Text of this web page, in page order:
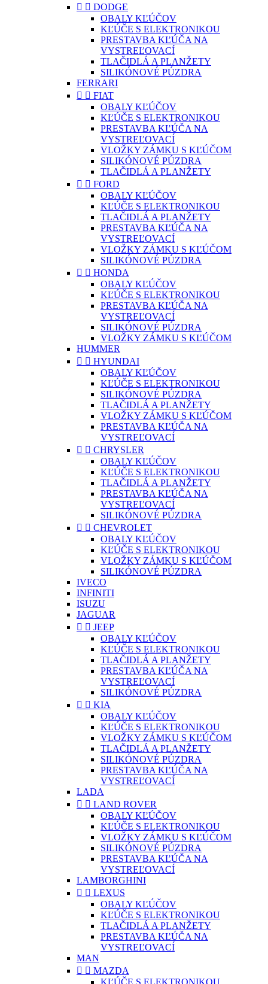
  DODGE
OBALY KĽÚČOV
KĽÚČE S ELEKTRONIKOU
PRESTAVBA KĽÚČA NA
VYSTREĽOVACÍ
TLAČIDLÁ A PLANŽETY
SILIKÓNOVÉ PÚZDRA
FERRARI
  FIAT
OBALY KĽÚČOV
KĽÚČE S ELEKTRONIKOU
PRESTAVBA KĽÚČA NA
VYSTREĽOVACÍ
VLOŽKY ZÁMKU S KĽÚČOM
SILIKÓNOVÉ PÚZDRA
TLAČIDLÁ A PLANŽETY
  FORD
OBALY KĽÚČOV
KĽÚČE S ELEKTRONIKOU
TLAČIDLÁ A PLANŽETY
PRESTAVBA KĽÚČA NA
VYSTREĽOVACÍ
VLOŽKY ZÁMKU S KĽÚČOM
SILIKÓNOVÉ PÚZDRA
  HONDA
OBALY KĽÚČOV
KĽÚČE S ELEKTRONIKOU
PRESTAVBA KĽÚČA NA
VYSTREĽOVACÍ
SILIKÓNOVÉ PÚZDRA
VLOŽKY ZÁMKU S KĽÚČOM
HUMMER
  HYUNDAI
OBALY KĽÚČOV
KĽÚČE S ELEKTRONIKOU
SILIKÓNOVÉ PÚZDRA
TLAČIDLÁ A PLANŽETY
VLOŽKY ZÁMKU S KĽÚČOM
PRESTAVBA KĽÚČA NA
VYSTREĽOVACÍ
  CHRYSLER
OBALY KĽÚČOV
KĽÚČE S ELEKTRONIKOU
TLAČIDLÁ A PLANŽETY
PRESTAVBA KĽÚČA NA
VYSTREĽOVACÍ
SILIKÓNOVÉ PÚZDRA
  CHEVROLET
OBALY KĽÚČOV
KĽÚČE S ELEKTRONIKOU
VLOŽKY ZÁMKU S KĽÚČOM
SILIKÓNOVÉ PÚZDRA
IVECO
INFINITI
ISUZU
JAGUAR
  JEEP
OBALY KĽÚČOV
KĽÚČE S ELEKTRONIKOU
TLAČIDLÁ A PLANŽETY
PRESTAVBA KĽÚČA NA
VYSTREĽOVACÍ
SILIKÓNOVÉ PÚZDRA
  KIA
OBALY KĽÚČOV
KĽÚČE S ELEKTRONIKOU
VLOŽKY ZÁMKU S KĽÚČOM
TLAČIDLÁ A PLANŽETY
SILIKÓNOVÉ PÚZDRA
PRESTAVBA KĽÚČA NA
VYSTREĽOVACÍ
LADA
  LAND ROVER
OBALY KĽÚČOV
KĽÚČE S ELEKTRONIKOU
VLOŽKY ZÁMKU S KĽÚČOM
SILIKÓNOVÉ PÚZDRA
PRESTAVBA KĽÚČA NA
VYSTREĽOVACÍ
LAMBORGHINI
  LEXUS
OBALY KĽÚČOV
KĽÚČE S ELEKTRONIKOU
TLAČIDLÁ A PLANŽETY
PRESTAVBA KĽÚČA NA
VYSTREĽOVACÍ
MAN
  MAZDA
KĽÚČE S ELEKTRONIKOU